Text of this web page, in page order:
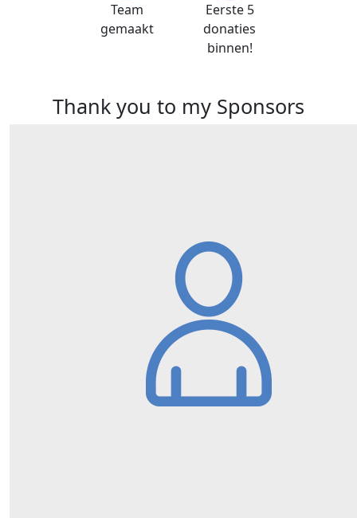
Team
gemaakt
Eerste 5
donaties
binnen!
Thank you to my Sponsors